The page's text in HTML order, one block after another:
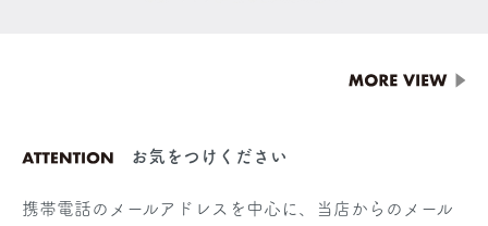
お気をつけください
携帯電話のメールアドレスを中心に、当店からのメール